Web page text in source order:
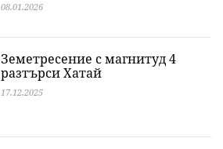
08.01.2026
Земетресение с магнитуд 4
разтърси Хатай
17.12.2025